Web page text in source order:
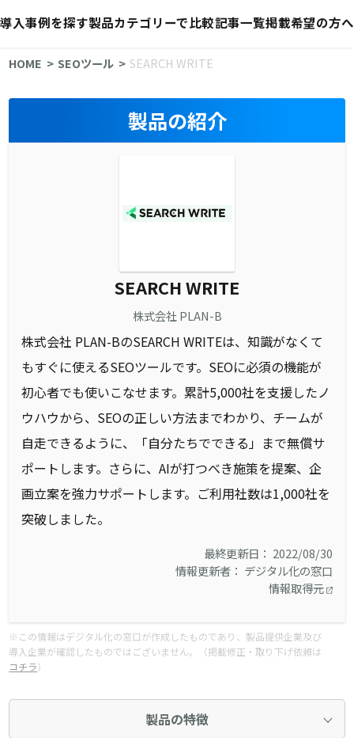
導入事例を探す製品カテゴリーで比較記事一覧掲載希望の方へ
HOME SEOツール SEARCH WRITE
製品の紹介
SEARCH WRITE
株式会社 PLAN-B
株式会社 PLAN-BのSEARCH WRITEは、知識がなくて
もすぐに使えるSEOツールです。SEOに必須の機能が
初心者でも使いこなせます。累計5,000社を支援したノ
ウハウから、SEOの正しい方法までわかり、チームが
自走できるように、「自分たちでできる」まで無償サ
ポートします。さらに、AIが打つべき施策を提案、企
画立案を強力サポートします。ご利用社数は1,000社を
突破しました。
最終更新日： 2022/08/30
情報更新者： デジタル化の窓口
情報取得元
※この情報はデジタル化の窓口が作成したものであり、製品提供企業及び
導入企業が確認したものではございません。（掲載修正・取り下げ依頼は
コチラ）
製品の特徴